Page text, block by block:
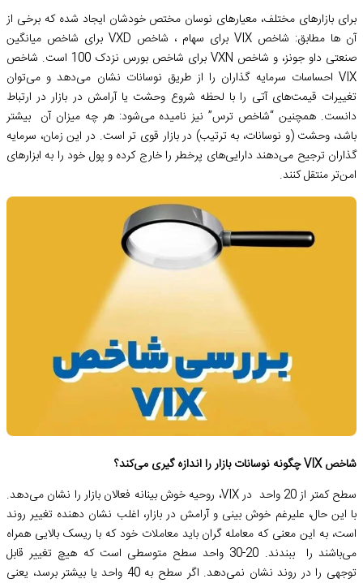
برای بازارهای مختلف، معیارهای نوسان مختص خودشان ایجاد شده که برخی از
آن ها مطابق: شاخص VIX برای سهام ، شاخص VXD برای شاخص میانگین
صنعتی داو جونز، و شاخص VXN برای شاخص بورس نزدک 100 است. شاخص
VIX احساسات سرمایه گذاران را از طریق نوسانات نشان می‌دهد و می‌توان
تغییرات قیمت‌های آتی را با لحظه شروع وحشت یا آرامش در بازار در ارتباط
دانست. همچنین “شاخص ترس” نیز نامیده می‌شود: هر چه میزان آن بیشتر
باشد، وحشت (و نوسانات، به ترتیب) در بازار قوی تر است. در این زمان، سرمایه
گذاران ترجیح می‌دهند دارایی‌های پرخطر را خارج کرده و پول خود را به ابزارهای
امن‌تر منتقل کنند.
شاخص VIX چگونه نوسانات بازار را اندازه گیری می‌کند؟
سطح کمتر از 20 واحد در VIX، روحیه خوش بینانه فعالان بازار را نشان می‌دهد.
با این حال، علیرغم خوش بینی و آرامش در بازار، اغلب نشان دهنده تغییر روند
است، به این معنی که معامله گران باید معاملات خود که با ریسک بالایی همراه
می‌باشند را ببندند. 20-30 واحد سطح متوسطی است که هیچ تغییر قابل
توجهی را در روند نشان نمی‌دهد. اگر سطح به 40 واحد یا بیشتر برسد، یعنی